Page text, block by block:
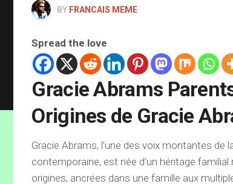
BY FRANCAIS MEME
Spread the love
Gracie Abrams
Origines de Gracie
Gracie Abrams, l’une des voix montantes de
contemporaine, est née d’un héritage
origines, ancrées dans une famille aux